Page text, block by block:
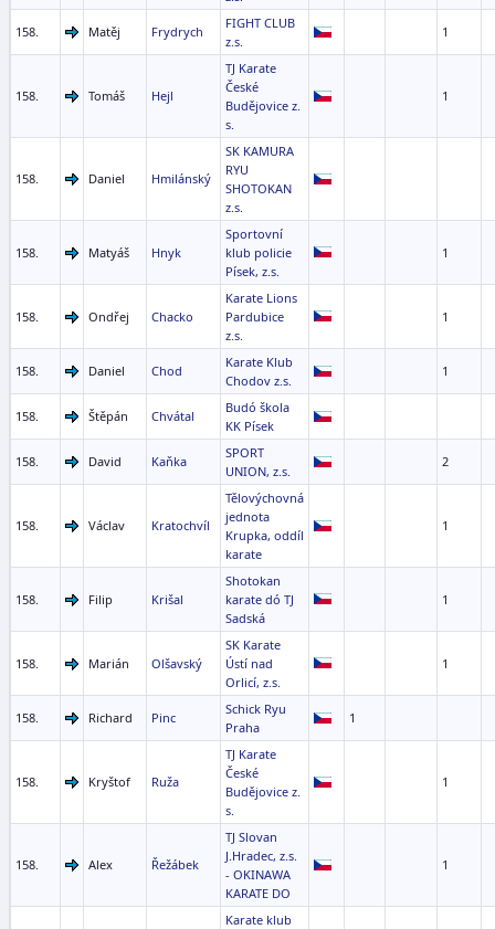
158. Matěj Frydrych
FIGHT CLUB
z.s.
1
158. Tomáš Hejl
TJ Karate
České
Budějovice z.
s.
1
158. Daniel Hmilánský
SK KAMURA
RYU
SHOTOKAN
z.s.
158. Matyáš Hnyk
Sportovní
klub policie
Písek, z.s.
1
158. Ondřej Chacko
Karate Lions
Pardubice
z.s.
1
158. Daniel Chod
Karate Klub
Chodov z.s.
1
158. Štěpán Chvátal
Budó škola
KK Písek
158. David Kaňka
SPORT
UNION, z.s.
2
158. Václav Kratochvíl
Tělovýchovná
jednota
Krupka, oddíl
karate
1
158. Filip Krišal
Shotokan
karate dó TJ
Sadská
1
158. Marián Olšavský
SK Karate
Ústí nad
Orlicí, z.s.
1
158. Richard Pinc
Schick Ryu
Praha
1
158. Kryštof Ruža
TJ Karate
České
Budějovice z.
s.
1
158. Alex Řežábek
TJ Slovan
J.Hradec, z.s.
- OKINAWA
KARATE DO
1
Karate klub